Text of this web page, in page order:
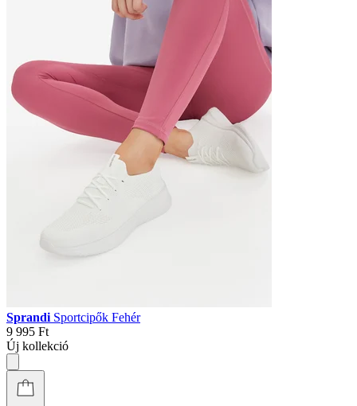
Sprandi Sportcipők Fehér
9 995 Ft
Új kollekció